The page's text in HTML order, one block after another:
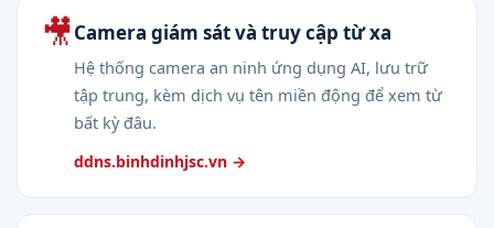
🎥Camera giám sát và truy cập từ xa
Hệ thống camera an ninh ứng dụng AI, lưu trữ
tập trung, kèm dịch vụ tên miền động để xem từ
bất kỳ đâu.
ddns.binhdinhjsc.vn →